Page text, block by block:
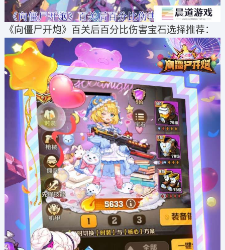
《向僵尸开炮》百关后百分比伤害宝石选择推荐：